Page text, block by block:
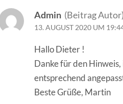
Admin (Beitrag Autor)
13. AUGUST 2020 UM
Hallo Dieter !
Danke für den
entsprechend
Beste Grüße, Martin